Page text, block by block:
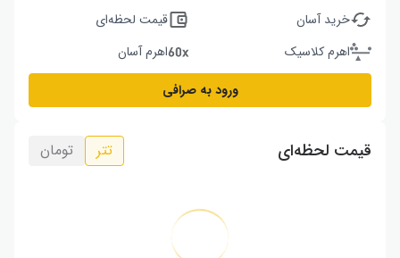
خرید آسان
قیمت لحظه‌ای
اهرم کلاسیک
اهرم آسان
ورود به صرافی
قیمت لحظه‌ای تتر تومان